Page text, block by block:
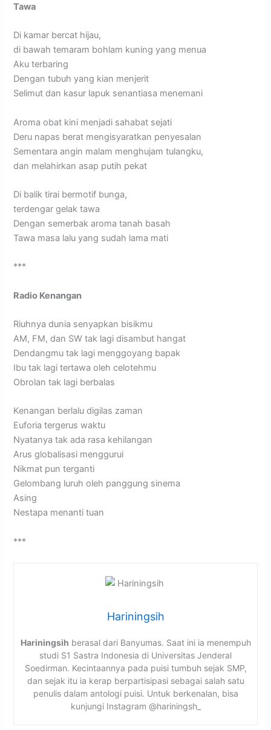
Tawa
Di kamar bercat hijau,
di bawah temaram bohlam kuning yang menua
Aku terbaring
Dengan tubuh yang kian menjerit
Selimut dan kasur lapuk senantiasa menemani
Aroma obat kini menjadi sahabat sejati
Deru napas berat mengisyaratkan penyesalan
Sementara angin malam menghujam tulangku,
dan melahirkan asap putih pekat
Di balik tirai bermotif bunga,
terdengar gelak tawa
Dengan semerbak aroma tanah basah
Tawa masa lalu yang sudah lama mati
***
Radio Kenangan
Riuhnya dunia senyapkan bisikmu
AM, FM, dan SW tak lagi disambut hangat
Dendangmu tak lagi menggoyang bapak
Ibu tak lagi tertawa oleh celotehmu
Obrolan tak lagi berbalas
Kenangan berlalu digilas zaman
Euforia tergerus waktu
Nyatanya tak ada rasa kehilangan
Arus globalisasi menggurui
Nikmat pun terganti
Gelombang luruh oleh panggung sinema
Asing
Nestapa menanti tuan
***
Hariningsih
Hariningsih berasal dari Banyumas. Saat ini ia menempuh
studi S1 Sastra Indonesia di Universitas Jenderal
Soedirman. Kecintaannya pada puisi tumbuh sejak SMP,
dan sejak itu ia kerap berpartisipasi sebagai salah satu
penulis dalam antologi puisi. Untuk berkenalan, bisa
kunjungi Instagram @hariningsh_